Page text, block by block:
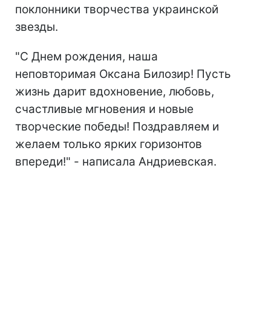
поклонники творчества украинской
звезды.
"С Днем рождения, наша
неповторимая Оксана Билозир! Пусть
жизнь дарит вдохновение, любовь,
счастливые мгновения и новые
творческие победы! Поздравляем и
желаем только ярких горизонтов
впереди!" - написала Андриевская.